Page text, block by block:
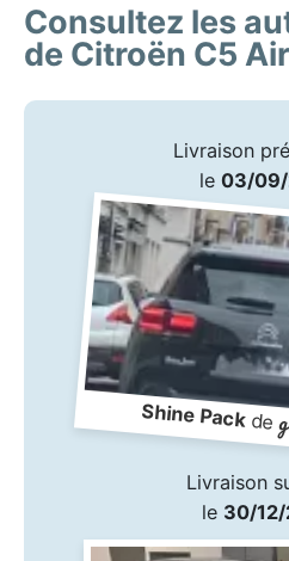
Consultez les
de Citroën C5
Livraison
le 03/
Shine Packde
Livraison
le 30/